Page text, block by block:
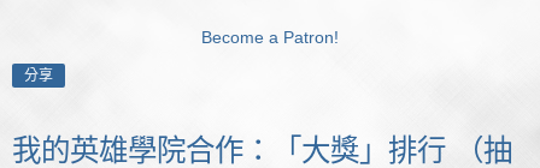
Become a Patron!
分享
我的英雄學院合作：「大獎」排行 （抽